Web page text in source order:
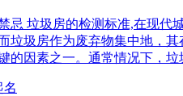
忌 垃圾房的检测标准,在现代
垃圾房作为废弃物集中地，
的因素之一。通常情况下，
名